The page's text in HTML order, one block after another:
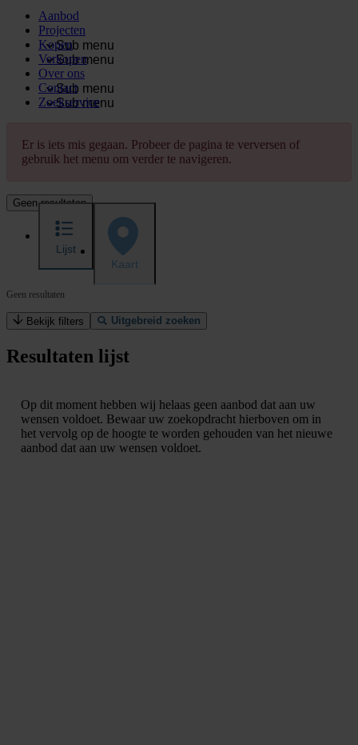
Aanbod
Projecten
Sub menu
Kopen
Sub menu
Verkopen
Over ons
Sub menu
Contact
Sub menu
Zoekservice
Er is iets mis gegaan. Probeer de pagina te verversen of
gebruik het menu om verder te navigeren.
Geen resultaten
Lijst
Kaart
Geen resultaten
Bekijk filters Uitgebreid zoeken
Resultaten lijst
Op dit moment hebben wij helaas geen aanbod dat aan uw
wensen voldoet. Bewaar uw zoekopdracht hierboven om in
het vervolg op de hoogte te worden gehouden van het nieuwe
aanbod dat aan uw wensen voldoet.